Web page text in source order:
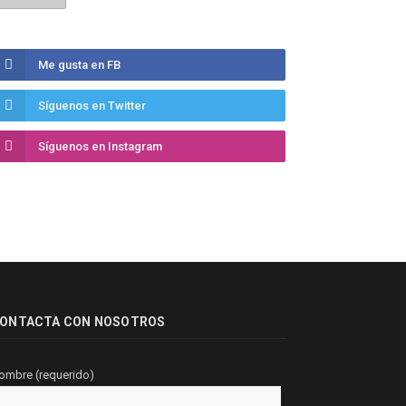
Me gusta en FB
Síguenos en Twitter
Síguenos en Instagram
CON NOSOTROS
(requerido)